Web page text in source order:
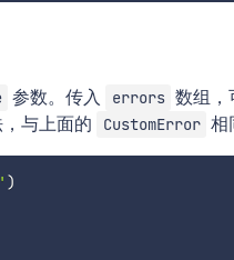
参数。传入 errors 数组，
与上面的 CustomError 相
)